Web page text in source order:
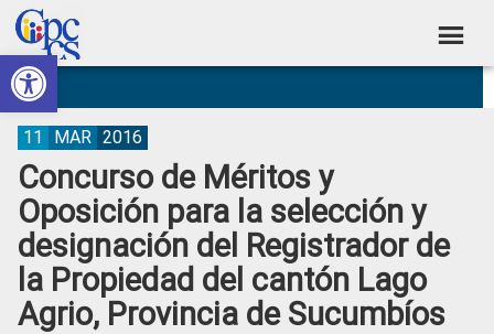
Abrir barra de herramientas
Skip
to
primary
navigation
Skip
to
main
content
Skip
to
primary
sidebar
Skip
to
footer
Consejo
de
Participación
Ciudadana
Control
Social
Construyendo
Poder
Ciudadano
Concurso de Méritos y
Oposición para la selección y
designación del Registrador de
la Propiedad del cantón Lago
Agrio, Provincia de Sucumbíos
11 MAR 2016